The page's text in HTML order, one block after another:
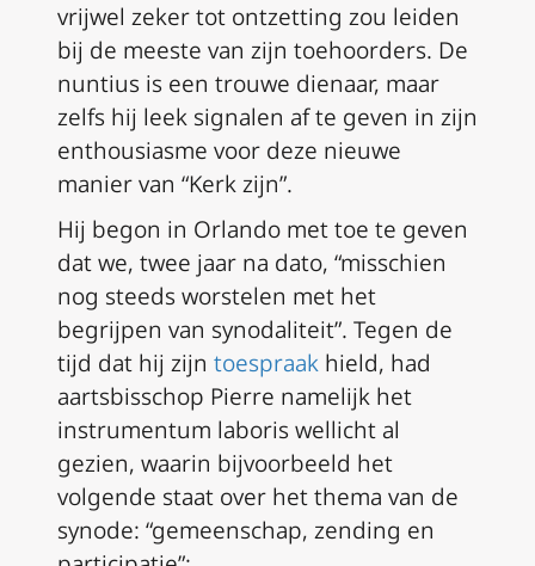
vrijwel zeker tot ontzetting zou leiden
bij de meeste van zijn toehoorders. De
nuntius is een trouwe dienaar, maar
zelfs hij leek signalen af te geven in zijn
enthousiasme voor deze nieuwe
manier van “Kerk zijn”.
Hij begon in Orlando met toe te geven
dat we, twee jaar na dato, “misschien
nog steeds worstelen met het
begrijpen van synodaliteit”. Tegen de
tijd dat hij zijn toespraak hield, had
aartsbisschop Pierre namelijk het
instrumentum laboris wellicht al
gezien, waarin bijvoorbeeld het
volgende staat over het thema van de
synode: “gemeenschap, zending en